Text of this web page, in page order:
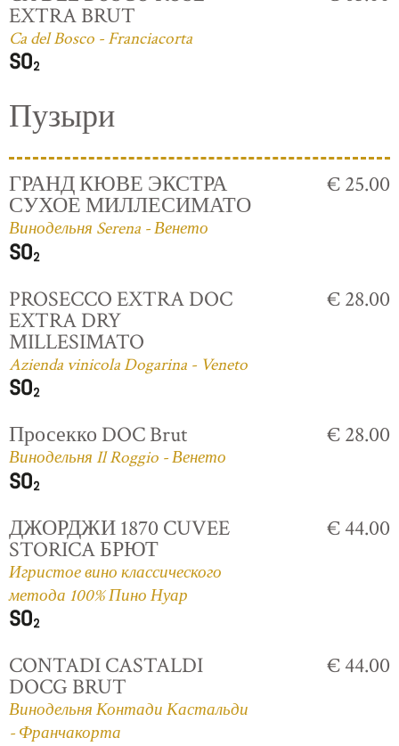
EXTRA BRUT
Ca del Bosco - Franciacorta
Пузыри
ГРАНД КЮВЕ ЭКСТРА
СУХОЕ МИЛЛЕСИМАТО
Винодельня Serena - Венето
€ 25.00
PROSECCO EXTRA DOC
EXTRA DRY
MILLESIMATO
Azienda vinicola Dogarina - Veneto
€ 28.00
Просекко DOC Brut
Винодельня Il Roggio - Венето
€ 28.00
ДЖОРДЖИ 1870 CUVEE
STORICA БРЮТ
Игристое вино классического
метода 100% Пино Нуар
€ 44.00
CONTADI CASTALDI
DOCG BRUT
Винодельня Контади Кастальди
- Франчакорта
€ 44.00